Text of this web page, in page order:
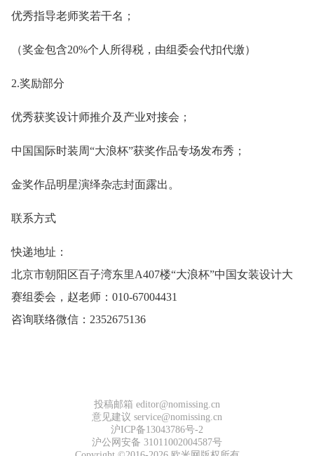
优秀指导老师奖若干名；
（奖金包含20%个人所得税，由组委会代扣代缴）
2.奖励部分
优秀获奖设计师推介及产业对接会；
中国国际时装周“大浪杯”获奖作品专场发布秀；
金奖作品明星演绎杂志封面露出。
联系方式
快递地址：
北京市朝阳区百子湾东里A407楼“大浪杯”中国女装设计大
赛组委会，赵老师：010-67004431
咨询联络微信：2352675136
投稿邮箱 editor@nomissing.cn
意见建议 service@nomissing.cn
沪ICP备13043786号-2
沪公网安备 31011002004587号